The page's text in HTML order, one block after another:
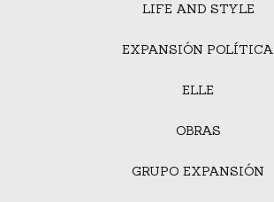
LIFE AND STYLE
EXPANSIÓN POLÍTICA
ELLE
OBRAS
GRUPO EXPANSIÓN